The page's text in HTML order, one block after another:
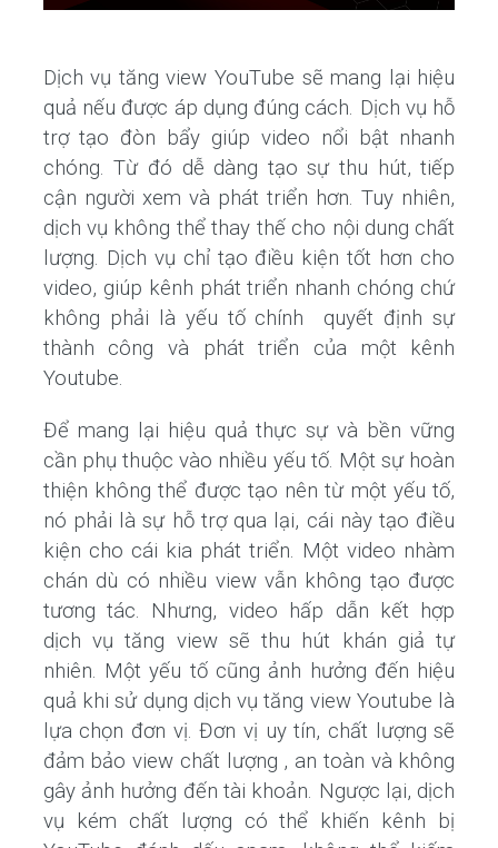
Dịch vụ tăng view YouTube sẽ mang lại hiệu
quả nếu được áp dụng đúng cách. Dịch vụ hỗ
trợ tạo đòn bẩy giúp video nổi bật nhanh
chóng. Từ đó dễ dàng tạo sự thu hút, tiếp
cận người xem và phát triển hơn. Tuy nhiên,
dịch vụ không thể thay thế cho nội dung chất
lượng. Dịch vụ chỉ tạo điều kiện tốt hơn cho
video, giúp kênh phát triển nhanh chóng chứ
không phải là yếu tố chính quyết định sự
thành công và phát triển của một kênh
Youtube.
Để mang lại hiệu quả thực sự và bền vững
cần phụ thuộc vào nhiều yếu tố. Một sự hoàn
thiện không thể được tạo nên từ một yếu tố,
nó phải là sự hỗ trợ qua lại, cái này tạo điều
kiện cho cái kia phát triển. Một video nhàm
chán dù có nhiều view vẫn không tạo được
tương tác. Nhưng, video hấp dẫn kết hợp
dịch vụ tăng view sẽ thu hút khán giả tự
nhiên. Một yếu tố cũng ảnh hưởng đến hiệu
quả khi sử dụng dịch vụ tăng view Youtube là
lựa chọn đơn vị. Đơn vị uy tín, chất lượng sẽ
đảm bảo view chất lượng , an toàn và không
gây ảnh hưởng đến tài khoản. Ngược lại, dịch
vụ kém chất lượng có thể khiến kênh bị